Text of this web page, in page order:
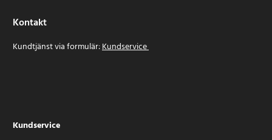
Kontakt
Kundtjänst via formulär:Kundservice
Kundservice